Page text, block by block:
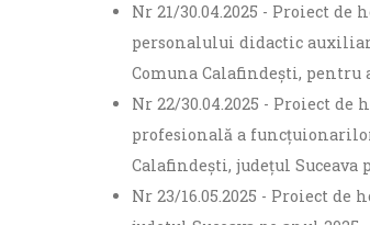
Nr 21/30.04.2025 - Proiect
personalului didactic
Comuna Calafindești, pentru
Nr 22/30.04.2025 - Proiect
profesională a
Calafindești, județul Suceava
Nr 23/16.05.2025 - Proiect